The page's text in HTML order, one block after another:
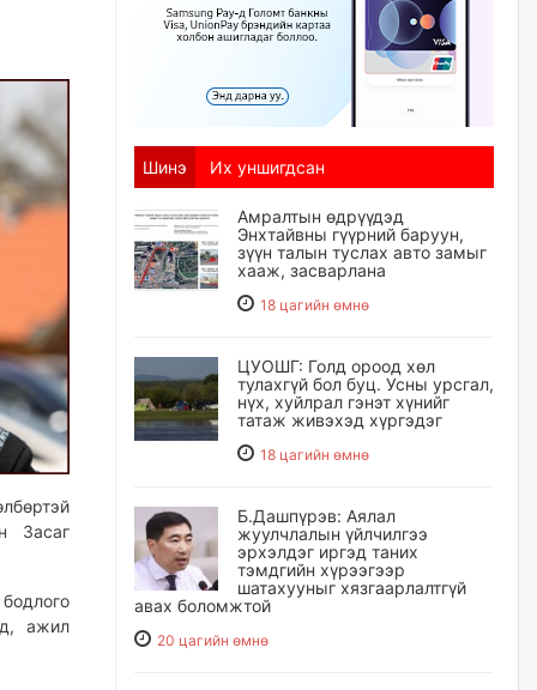
Засаг
ажил
Шинэ Их уншигдсан
Амралтын өдрүүдэд
Энхтайвны гүүрний баруун,
зүүн талын туслах авто замыг
хааж, засварлана
18 цагийн өмнө
ЦУОШГ: Голд ороод хөл
тулахгүй бол буц. Усны урсгал,
нүх, хуйлрал гэнэт хүнийг
татаж живэхэд хүргэдэг
18 цагийн өмнө
Б.Дашпүрэв: Аялал
жуулчлалын үйлчилгээ
эрхэлдэг иргэд таних
тэмдгийн хүрээгээр
шатахууныг хязгаарлалтгүй
авах боломжтой
20 цагийн өмнө